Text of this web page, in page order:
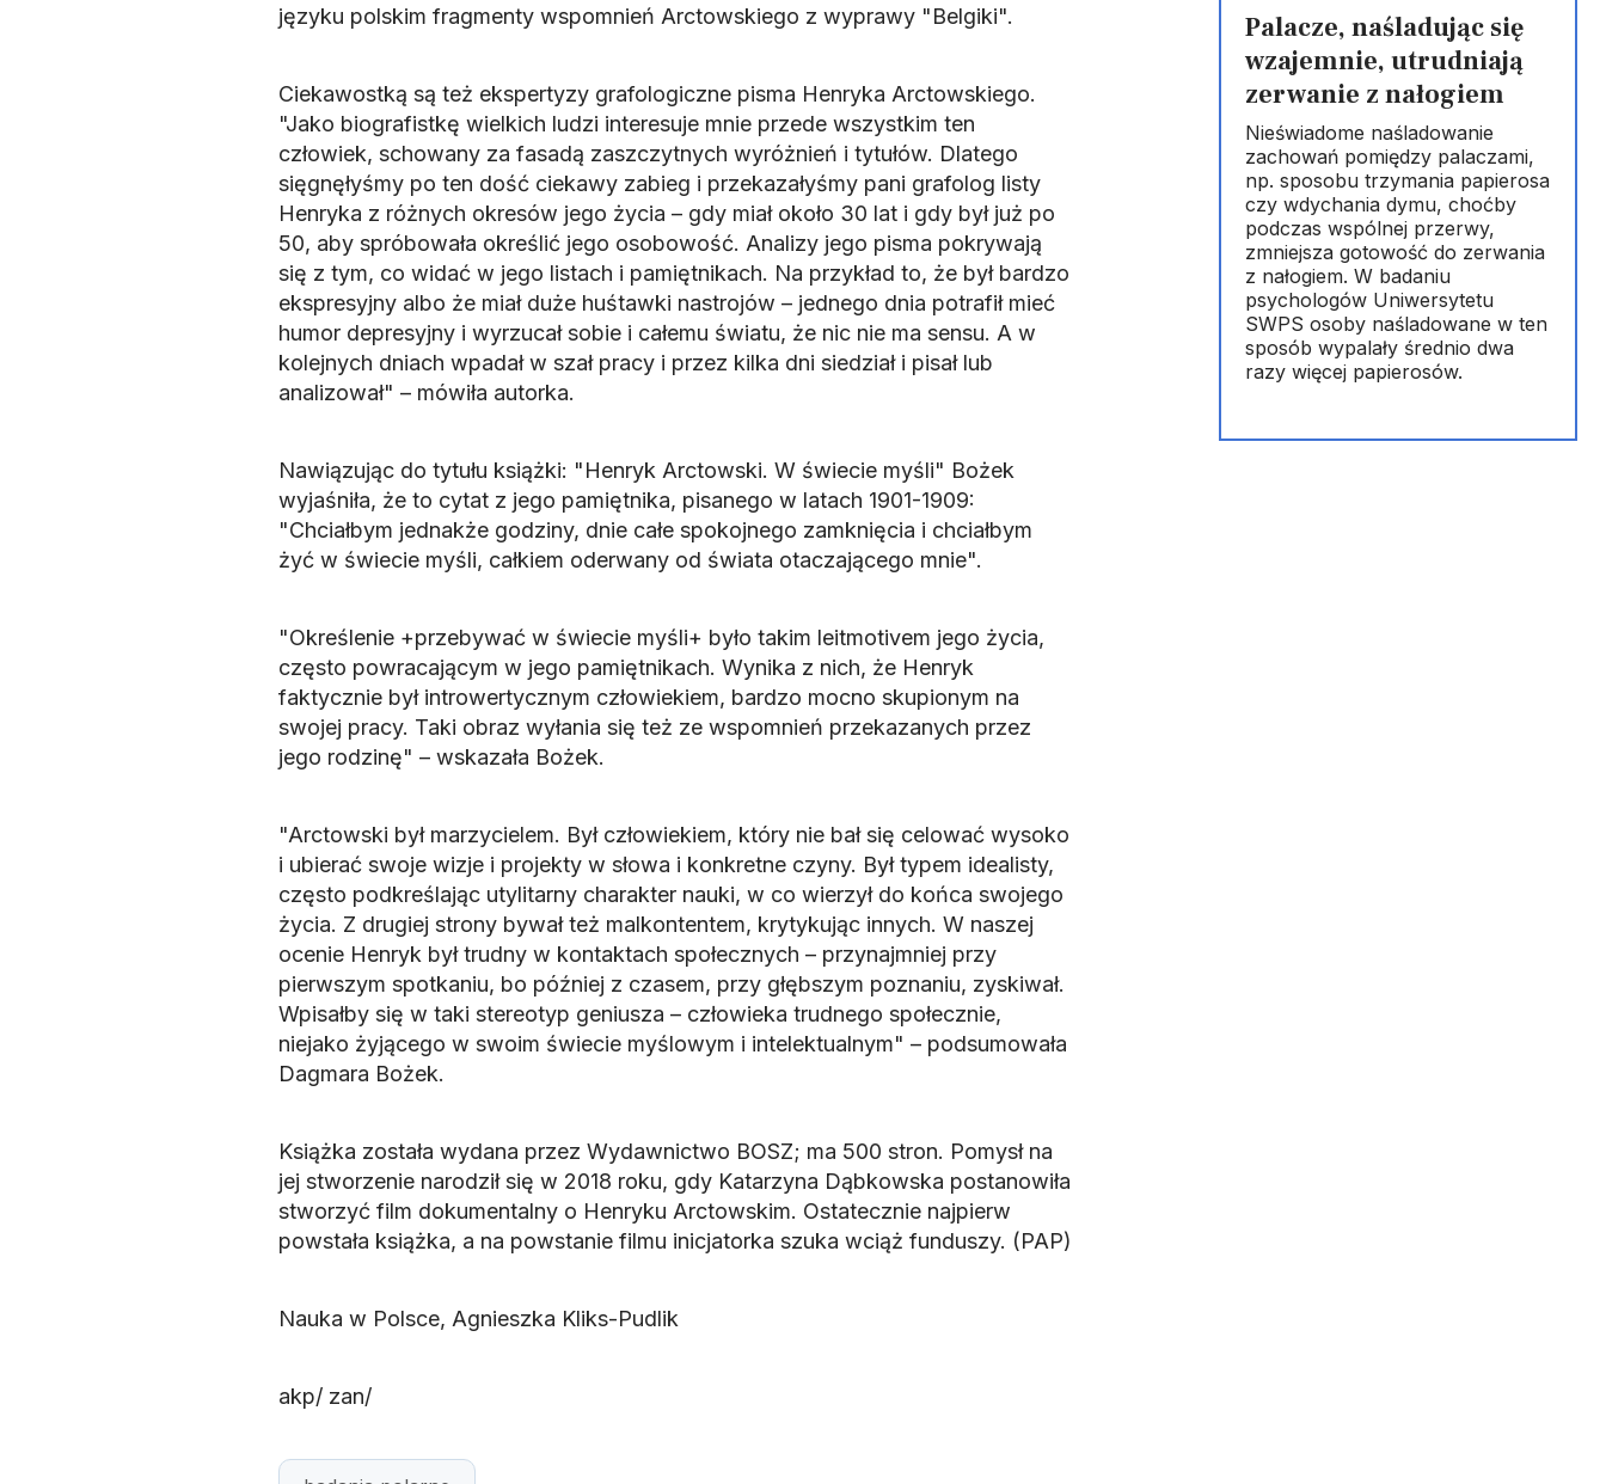
języku polskim fragmenty wspomnień Arctowskiego z wyprawy "Belgiki".
Ciekawostką są też ekspertyzy grafologiczne pisma Henryka Arctowskiego.
"Jako biografistkę wielkich ludzi interesuje mnie przede wszystkim ten
człowiek, schowany za fasadą zaszczytnych wyróżnień i tytułów. Dlatego
sięgnęłyśmy po ten dość ciekawy zabieg i przekazałyśmy pani grafolog listy
Henryka z różnych okresów jego życia – gdy miał około 30 lat i gdy był już po
50, aby spróbowała określić jego osobowość. Analizy jego pisma pokrywają
się z tym, co widać w jego listach i pamiętnikach. Na przykład to, że był bardzo
ekspresyjny albo że miał duże huśtawki nastrojów – jednego dnia potrafił mieć
humor depresyjny i wyrzucał sobie i całemu światu, że nic nie ma sensu. A w
kolejnych dniach wpadał w szał pracy i przez kilka dni siedział i pisał lub
analizował" – mówiła autorka.
Nawiązując do tytułu książki: "Henryk Arctowski. W świecie myśli" Bożek
wyjaśniła, że to cytat z jego pamiętnika, pisanego w latach 1901-1909:
"Chciałbym jednakże godziny, dnie całe spokojnego zamknięcia i chciałbym
żyć w świecie myśli, całkiem oderwany od świata otaczającego mnie".
"Określenie +przebywać w świecie myśli+ było takim leitmotivem jego życia,
często powracającym w jego pamiętnikach. Wynika z nich, że Henryk
faktycznie był introwertycznym człowiekiem, bardzo mocno skupionym na
swojej pracy. Taki obraz wyłania się też ze wspomnień przekazanych przez
jego rodzinę" – wskazała Bożek.
"Arctowski był marzycielem. Był człowiekiem, który nie bał się celować wysoko
i ubierać swoje wizje i projekty w słowa i konkretne czyny. Był typem idealisty,
często podkreślając utylitarny charakter nauki, w co wierzył do końca swojego
życia. Z drugiej strony bywał też malkontentem, krytykując innych. W naszej
ocenie Henryk był trudny w kontaktach społecznych – przynajmniej przy
pierwszym spotkaniu, bo później z czasem, przy głębszym poznaniu, zyskiwał.
Wpisałby się w taki stereotyp geniusza – człowieka trudnego społecznie,
niejako żyjącego w swoim świecie myślowym i intelektualnym" – podsumowała
Dagmara Bożek.
Książka została wydana przez Wydawnictwo BOSZ; ma 500 stron. Pomysł na
jej stworzenie narodził się w 2018 roku, gdy Katarzyna Dąbkowska postanowiła
stworzyć film dokumentalny o Henryku Arctowskim. Ostatecznie najpierw
powstała książka, a na powstanie filmu inicjatorka szuka wciąż funduszy. (PAP)
Nauka w Polsce, Agnieszka Kliks-Pudlik
akp/ zan/
Palacze, naśladując się
wzajemnie, utrudniają
zerwanie z nałogiem
Nieświadome naśladowanie
zachowań pomiędzy palaczami,
np. sposobu trzymania papierosa
czy wdychania dymu, choćby
podczas wspólnej przerwy,
zmniejsza gotowość do zerwania
z nałogiem. W badaniu
psychologów Uniwersytetu
SWPS osoby naśladowane w ten
sposób wypalały średnio dwa
razy więcej papierosów.